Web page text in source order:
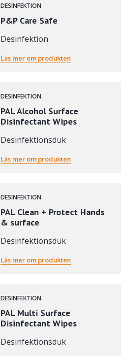
DESINFEKTION
P&P Care Safe
Desinfektion
Läs mer om produkten
DESINFEKTION
PAL Alcohol Surface
Disinfectant Wipes
Desinfektionsduk
Läs mer om produkten
DESINFEKTION
PAL Clean + Protect Hands
& surface
Desinfektionsduk
Läs mer om produkten
DESINFEKTION
PAL Multi Surface
Disinfectant Wipes
Desinfektionsduk